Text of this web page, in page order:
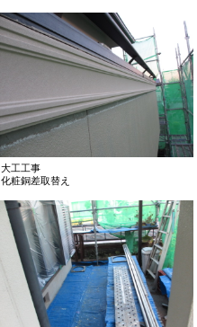
大工工事
化粧銅差取替え